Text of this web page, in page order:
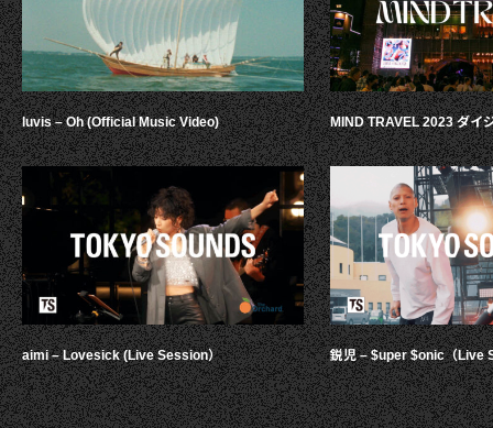
luvis – Oh (Official Music Video)
aimi – Lovesick (Live Session）
MIND TRAVEL 2023 ダイ
鋭児 – $uper $onic（Live